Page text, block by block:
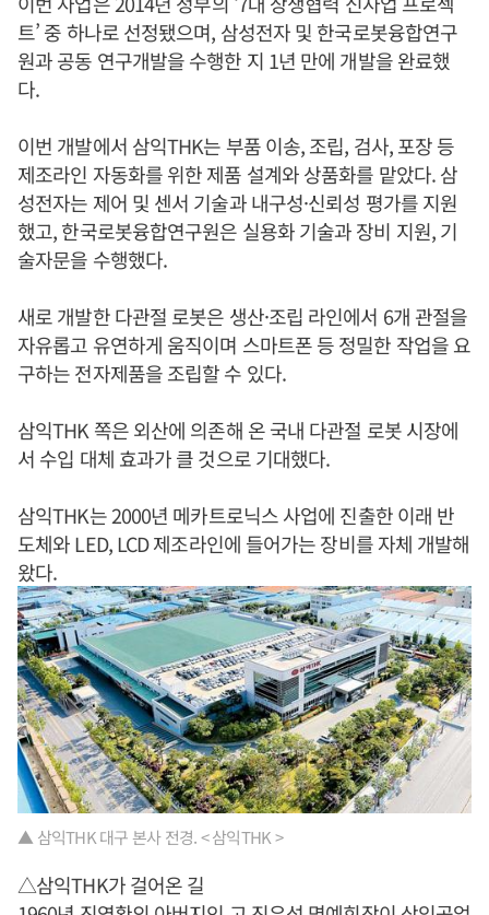
트’ 중 하나로 선정됐으며, 삼성전자 및 한국로봇융합연구
원과 공동 연구개발을 수행한 지 1년 만에 개발을 완료했
다.
이번 개발에서 삼익THK는 부품 이송, 조립, 검사, 포장 등
제조라인 자동화를 위한 제품 설계와 상품화를 맡았다. 삼
성전자는 제어 및 센서 기술과 내구성·신뢰성 평가를 지원
했고, 한국로봇융합연구원은 실용화 기술과 장비 지원, 기
술자문을 수행했다.
새로 개발한 다관절 로봇은 생산·조립 라인에서 6개 관절을
자유롭고 유연하게 움직이며 스마트폰 등 정밀한 작업을 요
구하는 전자제품을 조립할 수 있다.
삼익THK 쪽은 외산에 의존해 온 국내 다관절 로봇 시장에
서 수입 대체 효과가 클 것으로 기대했다.
삼익THK는 2000년 메카트로닉스 사업에 진출한 이래 반
도체와 LED, LCD 제조라인에 들어가는 장비를 자체 개발해
왔다.
▲ 삼익THK 대구 본사 전경. < 삼익THK >
△삼익THK가 걸어온 길